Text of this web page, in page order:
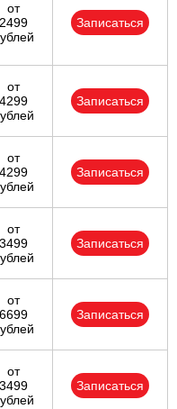
от
2499
Записаться
от
4299
Записаться
от
4299
Записаться
от
3499
Записаться
от
6699
Записаться
от
3499
Записаться